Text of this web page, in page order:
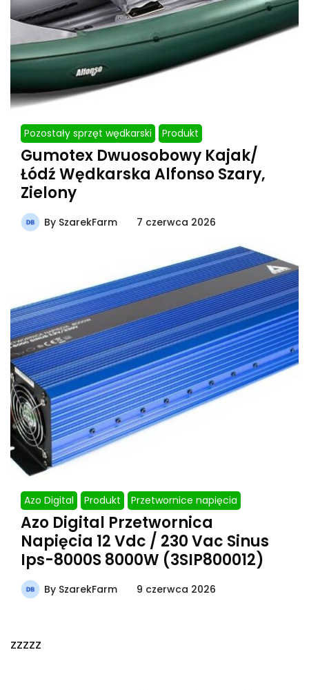
Pozostały sprzęt wędkarski Produkt
Gumotex Dwuosobowy Kajak/
Łódź Wędkarska Alfonso Szary,
Zielony
By SzarekFarm 7 czerwca 2026
Azo Digital Produkt Przetwornice napięcia
Azo Digital Przetwornica
Napięcia 12 Vdc / 230 Vac Sinus
Ips-8000S 8000W (3SIP800012)
By SzarekFarm 9 czerwca 2026
zzzzz